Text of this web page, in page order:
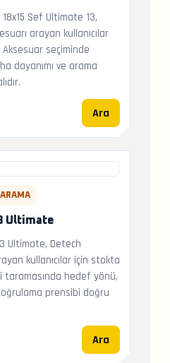
Sef Ultimate 13,
arayan kullanıcılar
seçiminde
dayanımı ve arama
Ara
Ultimate
Ultimate, Detech
kullanıcılar için stokta
taramasında hedef yönü,
prensibi doğru
Ara